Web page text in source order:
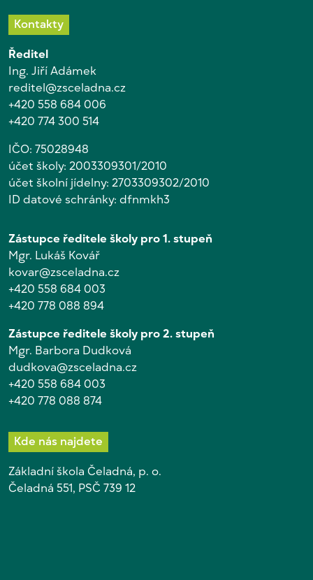
Kontakty
Ředitel
Ing. Jiří Adámek
reditel@zsceladna.cz
+420 558 684 006
+420 774 300 514
IČO: 75028948
účet školy: 2003309301/2010
účet školní jídelny: 2703309302/2010
ID datové schránky: dfnmkh3
Zástupce ředitele školy pro 1. stupeň
Mgr. Lukáš Kovář
kovar@zsceladna.cz
+420 558 684 003
+420 778 088 894
Zástupce ředitele školy pro 2. stupeň
Mgr. Barbora Dudková
dudkova@zsceladna.cz
+420 558 684 003
+420 778 088 874
Kde nás najdete
Základní škola Čeladná, p. o.
Čeladná 551, PSČ 739 12